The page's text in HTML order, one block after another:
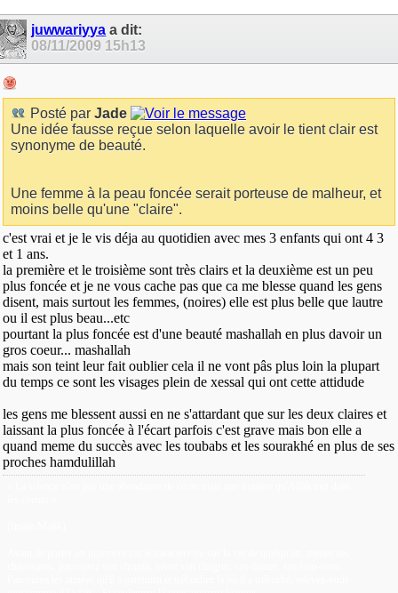
juwwariyya a dit:
08/11/2009 15h13
Posté par Jade
Une idée fausse reçue selon laquelle avoir le tient clair est
synonyme de beauté.
Une femme à la peau foncée serait porteuse de malheur, et
moins belle qu'une "claire".
c'est vrai et je le vis déja au quotidien avec mes 3 enfants qui ont 4 3
et 1 ans.
la première et le troisième sont très clairs et la deuxième est un peu
plus foncée et je ne vous cache pas que ca me blesse quand les gens
disent, mais surtout les femmes, (noires) elle est plus belle que lautre
ou il est plus beau...etc
pourtant la plus foncée est d'une beauté mashallah en plus davoir un
gros coeur... mashallah
mais son teint leur fait oublier cela il ne vont pâs plus loin la plupart
du temps ce sont les visages plein de xessal qui ont cette attidude
les gens me blessent aussi en ne s'attardant que sur les deux claires et
laissant la plus foncée à l'écart parfois c'est grave mais bon elle a
quand meme du succès avec les toubabs et les sourakhé en plus de ses
proches hamdulillah